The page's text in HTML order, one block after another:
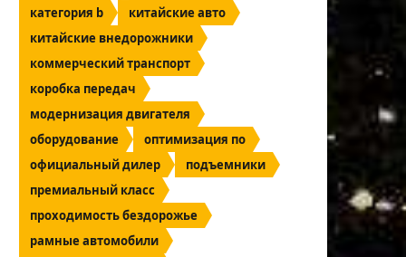
категория b
китайские авто
китайские внедорожники
коммерческий транспорт
коробка передач
модернизация двигателя
оборудование
оптимизация по
официальный дилер
подъемники
премиальный класс
проходимость бездорожье
рамные автомобили